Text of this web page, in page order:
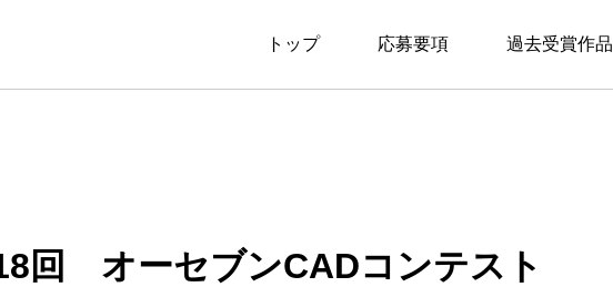
トップ 応募要項 過去受賞作品
回 オーセブンCADコンテスト